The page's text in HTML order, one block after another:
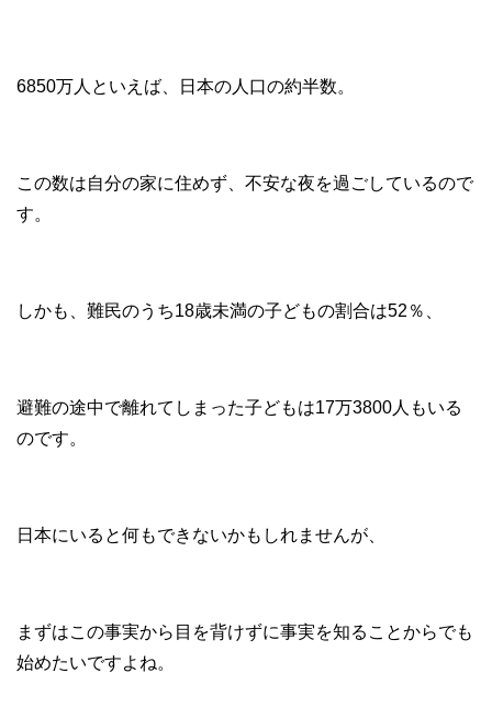
6850万人といえば、日本の人口の約半数。
この数は自分の家に住めず、不安な夜を過ごしているので
す。
しかも、難民のうち18歳未満の子どもの割合は52％、
避難の途中で離れてしまった子どもは17万3800人もいる
のです。
日本にいると何もできないかもしれませんが、
まずはこの事実から目を背けずに事実を知ることからでも
始めたいですよね。